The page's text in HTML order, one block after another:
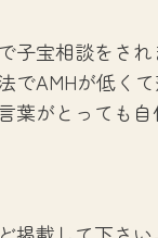
子宝相談をされ
でAMHが低くて
葉がとっても自